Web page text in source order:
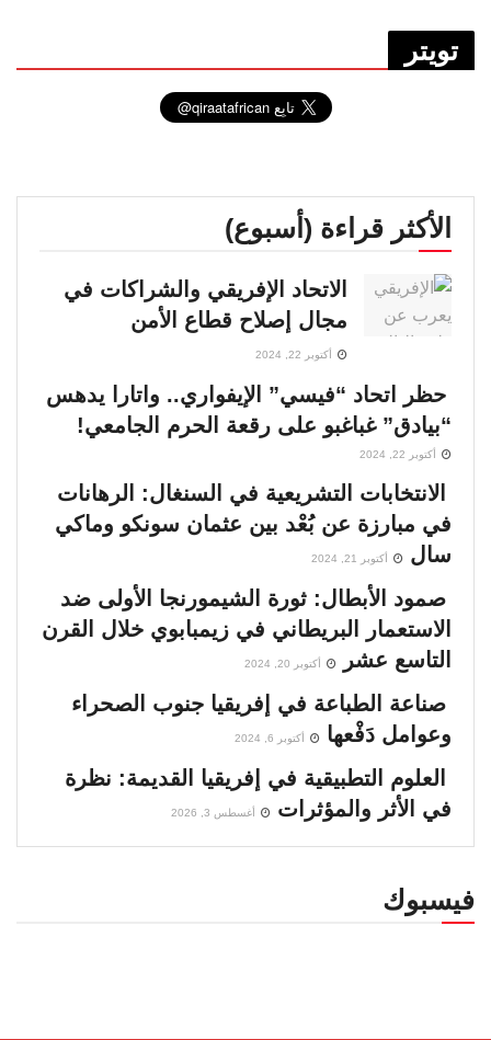
تويتر
الأكثر قراءة (أسبوع)
الاتحاد الإفريقي والشراكات في
مجال إصلاح قطاع الأمن
أكتوبر 22, 2024
حظر اتحاد “فيسي” الإيفواري.. واتارا يدهس
“بيادق” غباغبو على رقعة الحرم الجامعي!
أكتوبر 22, 2024
الانتخابات التشريعية في السنغال: الرهانات
في مبارزة عن بُعْد بين عثمان سونكو وماكي
سال
أكتوبر 21, 2024
صمود الأبطال: ثورة الشيمورنجا الأولى ضد
الاستعمار البريطاني في زيمبابوي خلال القرن
التاسع عشر
أكتوبر 20, 2024
صناعة الطباعة في إفريقيا جنوب الصحراء
وعوامل دَفْعها
أكتوبر 6, 2024
العلوم التطبيقية في إفريقيا القديمة: نظرة
في الأثر والمؤثرات
أغسطس 3, 2026
فيسبوك